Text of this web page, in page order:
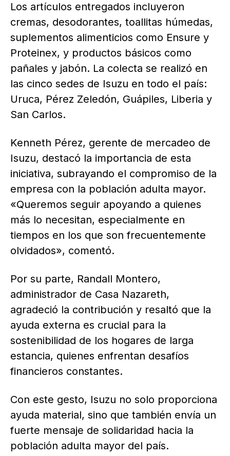
Los artículos entregados incluyeron
cremas, desodorantes, toallitas húmedas,
suplementos alimenticios como Ensure y
Proteinex, y productos básicos como
pañales y jabón. La colecta se realizó en
las cinco sedes de Isuzu en todo el país:
Uruca, Pérez Zeledón, Guápiles, Liberia y
San Carlos.
Kenneth Pérez, gerente de mercadeo de
Isuzu, destacó la importancia de esta
iniciativa, subrayando el compromiso de la
empresa con la población adulta mayor.
«Queremos seguir apoyando a quienes
más lo necesitan, especialmente en
tiempos en los que son frecuentemente
olvidados», comentó.
Por su parte, Randall Montero,
administrador de Casa Nazareth,
agradeció la contribución y resaltó que la
ayuda externa es crucial para la
sostenibilidad de los hogares de larga
estancia, quienes enfrentan desafíos
financieros constantes.
Con este gesto, Isuzu no solo proporciona
ayuda material, sino que también envía un
fuerte mensaje de solidaridad hacia la
población adulta mayor del país.